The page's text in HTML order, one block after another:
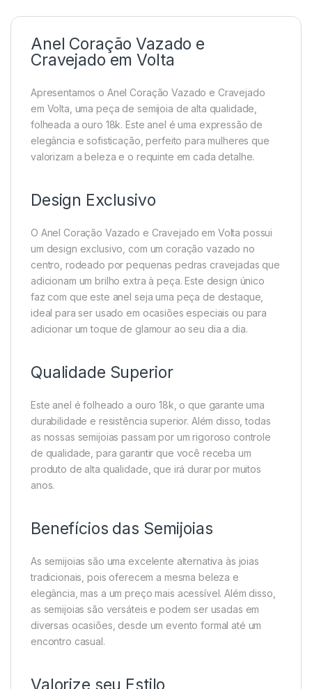
Anel Coração Vazado e
Cravejado em Volta
Apresentamos o Anel Coração Vazado e Cravejado
em Volta, uma peça de semijoia de alta qualidade,
folheada a ouro 18k. Este anel é uma expressão de
elegância e sofisticação, perfeito para mulheres que
valorizam a beleza e o requinte em cada detalhe.
Design Exclusivo
O Anel Coração Vazado e Cravejado em Volta possui
um design exclusivo, com um coração vazado no
centro, rodeado por pequenas pedras cravejadas que
adicionam um brilho extra à peça. Este design único
faz com que este anel seja uma peça de destaque,
ideal para ser usado em ocasiões especiais ou para
adicionar um toque de glamour ao seu dia a dia.
Qualidade Superior
Este anel é folheado a ouro 18k, o que garante uma
durabilidade e resistência superior. Além disso, todas
as nossas semijoias passam por um rigoroso controle
de qualidade, para garantir que você receba um
produto de alta qualidade, que irá durar por muitos
anos.
Benefícios das Semijoias
As semijoias são uma excelente alternativa às joias
tradicionais, pois oferecem a mesma beleza e
elegância, mas a um preço mais acessível. Além disso,
as semijoias são versáteis e podem ser usadas em
diversas ocasiões, desde um evento formal até um
encontro casual.
Valorize seu Estilo